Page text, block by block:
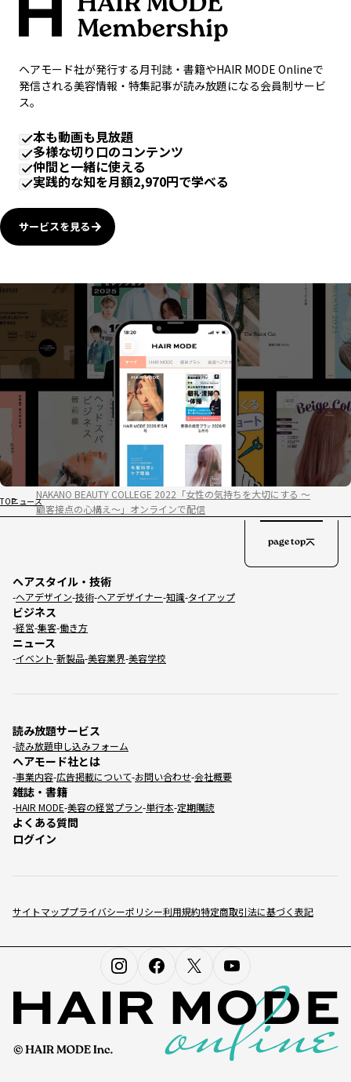
ヘアモード社が発行する月刊誌・書籍やHAIR MODE Onlineで
発信される美容情報・特集記事が読み放題になる会員制サービ
ス。
本も動画も見放題
多様な切り口のコンテンツ
仲間と一緒に使える
実践的な知を月額2,970円で学べる
サービスを見る
TOPニュース
NAKANO BEAUTY COLLEGE 2022「女性の気持ちを大切にする ～
顧客接点の心構え～」オンラインで配信
サイトマッププライバシーポリシー利用規約特定商取引法に基づく表記
ヘアスタイル・技術
ヘアデザイン 技術 ヘアデザイナー 知識 タイアップ
ビジネス
経営 集客 働き方
ニュース
イベント 新製品 美容業界 美容学校
読み放題サービス
読み放題申し込みフォーム
ヘアモード社とは
事業内容 広告掲載について お問い合わせ 会社概要
雑誌・書籍
HAIR MODE 美容の経営プラン 単行本 定期購読
よくある質問
ログイン
page top